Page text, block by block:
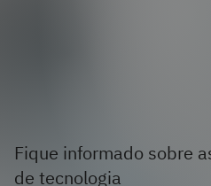
Fique informado sobre
de tecnologia